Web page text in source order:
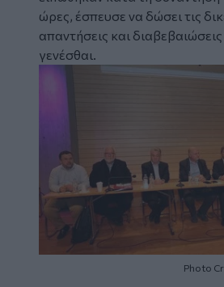
ώρες, έσπευσε να δώσει τις
απαντήσεις και διαβεβαιώσεις
γενέσθαι.
Image
Photo